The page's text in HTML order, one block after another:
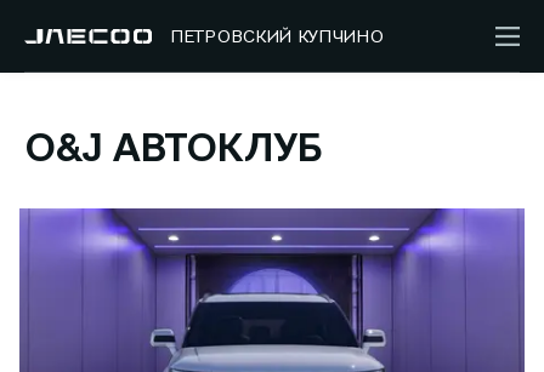
ПЕТРОВСКИЙ КУПЧИНО
O&J АВТОКЛУБ